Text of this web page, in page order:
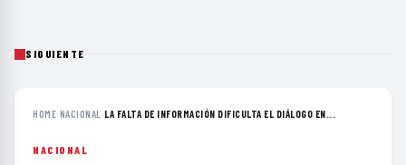
SIGUIENTE
HOME›NACIONAL ›LA FALTA DE INFORMACIÓN DIFICULTA EL DIÁLOGO EN...
NACIONAL